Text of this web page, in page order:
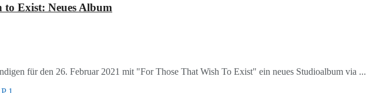
to Exist: Neues Album
für den 26. Februar 2021 mit "For Those That Wish To Exist" ein neues Studioalbum via ...